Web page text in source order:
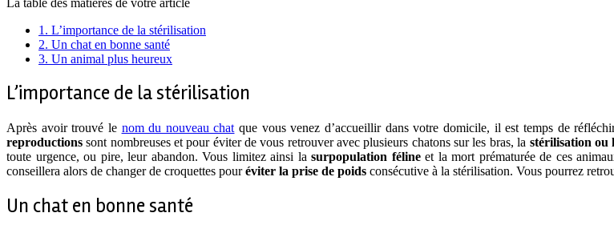
1. L’importance de la stérilisation
2. Un chat en bonne santé
3. Un animal plus heureux
L’importance de la stérilisation
Après avoir trouvé le nom du nouveau chat que vous venez d’accueillir dans votre domicile, il est temps de
reproductions sont nombreuses et pour éviter de vous retrouver avec plusieurs chatons sur les bras, la stérilisation ou
toute urgence, ou pire, leur abandon. Vous limitez ainsi la surpopulation félineet la mort prématurée de ces
conseillera alors de changer de croquettes pouréviter la prise de poids consécutive à la stérilisation. Vous pourrez
Un chat en bonne santé